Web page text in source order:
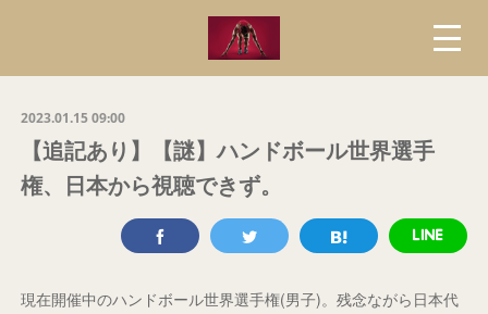
2023.01.15 09:00
【追記あり】【謎】ハンドボール世界選手
権、日本から視聴できず。
現在開催中のハンドボール世界選手権(男子)。残念ながら日本代